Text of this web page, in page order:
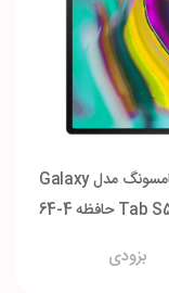
تبلت سامسونگ مدل Galaxy
Tab S5e LTE حافظه 4-64
بزودی